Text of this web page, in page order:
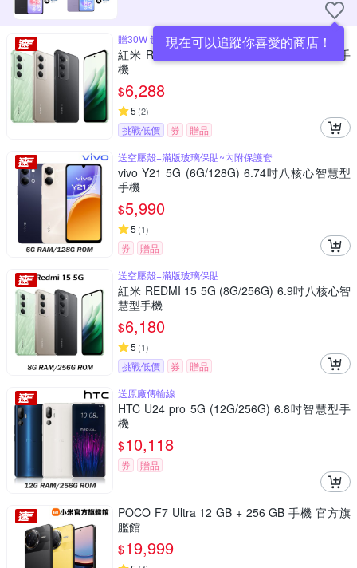
現在可以追蹤你喜愛的商店！
贈30W 氮化鎵PD旅充頭
紅米 Redmi 15 5G (8G/256G) 6.9吋智慧型手
機
$6,288
5 (2)
挑戰低價 券
贈品
送空壓殼+滿版玻璃保貼~內附保護套
vivo Y21 5G (6G/128G) 6.74吋八核心智慧型
手機
$5,990
5 (1)
券
贈品
送空壓殼+滿版玻璃保貼
紅米 REDMI 15 5G (8G/256G) 6.9吋八核心智
慧型手機
$6,180
5 (1)
挑戰低價 券
贈品
送原廠傳輸線
HTC U24 pro 5G (12G/256G) 6.8吋智慧型手
機
$10,118
券 贈品
POCO F7 Ultra 12 GB + 256 GB 手機 官方旗
艦館
$19,999